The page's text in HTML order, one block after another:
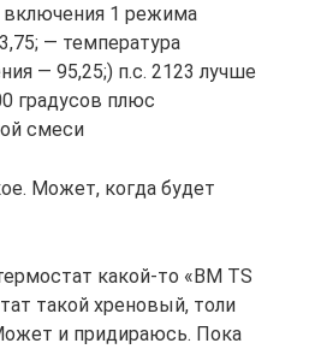
включения 1 режима
— температура
— 95,25;) п.с. 2123 лучше
градусов плюс
смеси
Может, когда будет
какой-то «BM TS
такой хреновый, толи
и придираюсь. Пока